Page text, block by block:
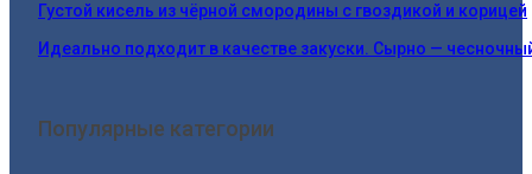
Густой кисель из чёрной смородины с гвоздикой и корицей
Идеально подходит в качестве закуски. Сырно —
Популярные категории